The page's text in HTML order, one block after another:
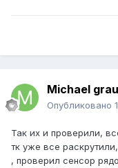
Michael grau
Опубликовано
Так их и проверили,
тк уже все
, проверил сенсор